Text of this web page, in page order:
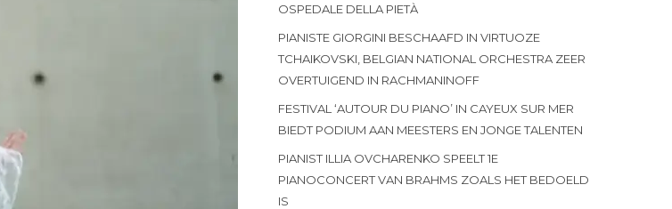
OSPEDALE DELLA PIETÀ
PIANISTE GIORGINI BESCHAAFD IN VIRTUOZE
TCHAIKOVSKI, BELGIAN NATIONAL ORCHESTRA ZEER
OVERTUIGEND IN RACHMANINOFF
FESTIVAL ‘AUTOUR DU PIANO’ IN CAYEUX SUR MER
BIEDT PODIUM AAN MEESTERS EN JONGE TALENTEN
PIANIST ILLIA OVCHARENKO SPEELT 1E
PIANOCONCERT VAN BRAHMS ZOALS HET BEDOELD
IS